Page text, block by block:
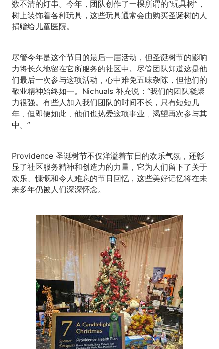
数不清的灯串。今年，团队创作了一棵所谓的“玩具树”，
树上装饰着各种玩具，这些玩具通常会由购买圣诞树的人
捐赠给儿童医院。
尽管今年是这个节日的最后一届活动，但圣诞树节的影响
力将长久地留在它所服务的社区中。尽管团队知道这是他
们最后一次参与这项活动，心中难免五味杂陈，但他们的
敬业精神始终如一。Nichuals 补充说：“我们的团队凝聚
力很强。有些人加入我们团队的时间不长，只有短短几
年，但即便如此，他们也热爱这项事业，渴望再次参与其
中。”
Providence 圣诞树节不仅洋溢着节日的欢乐气氛，还彰
显了社区服务精神和创造力的力量，它为人们留下了关于
欢乐、慷慨和令人难忘的节日回忆，这些美好记忆将在未
来多年仍被人们深深怀念。